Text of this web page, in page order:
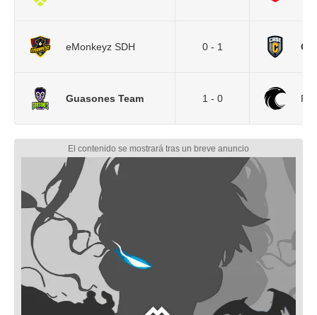
eMonkeyz SDH 0 - 1
Guasones Team 1 - 0